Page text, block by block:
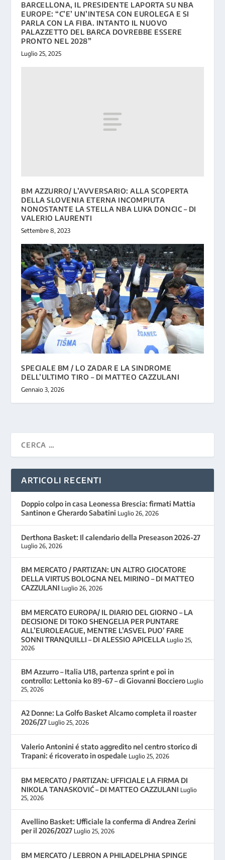
BARCELLONA, IL PRESIDENTE LAPORTA SU NBA
EUROPE: “C’E’ UN’INTESA CON EUROLEGA E SI
PARLA CON LA FIBA. INTANTO IL NUOVO
PALAZZETTO DEL BARCA DOVREBBE ESSERE
PRONTO NEL 2028”
Luglio 25, 2025
BM AZZURRO/ L’AVVERSARIO: ALLA SCOPERTA
DELLA SLOVENIA ETERNA INCOMPIUTA
NONOSTANTE LA STELLA NBA LUKA DONCIC – DI
VALERIO LAURENTI
Settembre 8, 2023
SPECIALE BM / LO ZADAR E LA SINDROME
DELL’ULTIMO TIRO – DI MATTEO CAZZULANI
Gennaio 3, 2026
ARTICOLI RECENTI
Doppio colpo in casa Leonessa Brescia: firmati Mattia
Santinon e Gherardo Sabatini Luglio 26, 2026
Derthona Basket: Il calendario della Preseason 2026-27
Luglio 26, 2026
BM MERCATO / PARTIZAN: UN ALTRO GIOCATORE
DELLA VIRTUS BOLOGNA NEL MIRINO – DI MATTEO
CAZZULANI Luglio 26, 2026
BM MERCATO EUROPA/ IL DIARIO DEL GIORNO – LA
DECISIONE DI TOKO SHENGELIA PER PUNTARE
ALL’EUROLEAGUE, MENTRE L’ASVEL PUO’ FARE
SONNI TRANQUILLI – DI ALESSIO APICELLA Luglio 25,
2026
BM Azzurro – Italia U18, partenza sprint e poi in
controllo: Lettonia ko 89-67 – di Giovanni Bocciero Luglio
25, 2026
A2 Donne: La Golfo Basket Alcamo completa il roaster
2026/27 Luglio 25, 2026
Valerio Antonini é stato aggredito nel centro storico di
Trapani: é ricoverato in ospedale Luglio 25, 2026
BM MERCATO / PARTIZAN: UFFICIALE LA FIRMA DI
NIKOLA TANASKOVIĆ – DI MATTEO CAZZULANI Luglio
25, 2026
Avellino Basket: Ufficiale la conferma di Andrea Zerini
per il 2026/2027 Luglio 25, 2026
BM MERCATO / LEBRON A PHILADELPHIA SPINGE